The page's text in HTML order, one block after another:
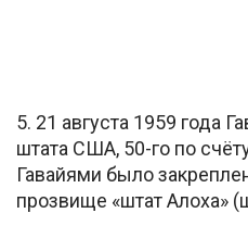
5. 21 августа 1959 года
штата США, 50-го по
Гавайями было
прозвище «штат Алоха»